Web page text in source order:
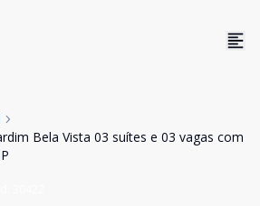
Bela Vista 03 suítes e 03 vagas com